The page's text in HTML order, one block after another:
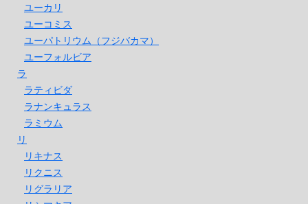
ユーカリ
ユーコミス
ユーパトリウム（フジバカマ）
ユーフォルビア
ラ
ラティビダ
ラナンキュラス
ラミウム
リ
リキナス
リクニス
リグラリア